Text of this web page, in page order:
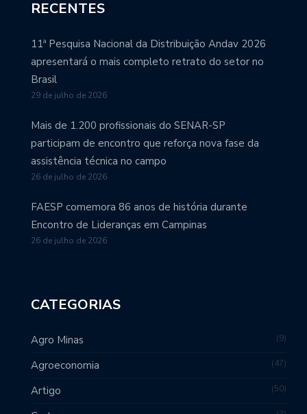
RECENTES
11ª Pesquisa Nacional da Distribuição Andav 2026
apresentará o mais completo retrato do setor no
Brasil
29 de julho de 2026
Mais de 1.200 profissionais do SENAR-SP
participam de encontro que reforça nova fase da
assistência técnica no campo
26 de julho de 2026
FAESP comemora 86 anos de história durante
Encontro de Lideranças em Campinas
26 de julho de 2026
CATEGORIAS
Agro Minas 9
Agroeconomia 47
Artigo 50